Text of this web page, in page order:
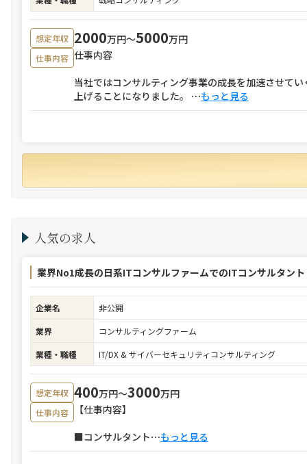
想定年収 2000万円〜5000万円
仕事内容 仕事内容
当社ではコンサルティング事業の成長を加速させて
上げることになりました。 ⋯もっと見る
人気の求人
業界No1成長の日系ITコンサルファームでのITコンサルタント
企業名
非公開
業界
コンサルティングファーム
業種・職種
IT/DX & サイバーセキュリティコンサルティング
想定年収 400万円〜3000万円
仕事内容
【仕事内容】
■コンサルタント⋯もっと見る